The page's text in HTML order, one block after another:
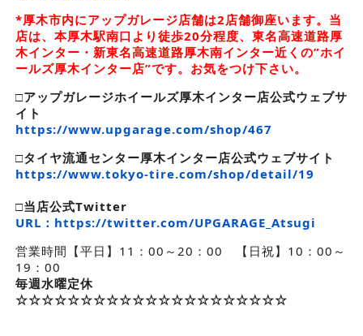
*厚木市内にアップガレージ店舗は2店舗御座います。当
店は、本厚木駅南口より徒歩20分程度、東名高速道路厚
木インター・新東名高速道路厚木南インター近くの”ホイ
ールズ厚木インター店”です。お気をつけ下さい。
□アップガレージホイールズ厚木インター店公式ウェブサ
イト
https://www.upgarage.com/shop/467
□タイヤ流通センター厚木インター店公式ウェブサイト
https://www.tokyo-tire.com/shop/detail/19
□当店公式Twitter
URL：https://twitter.com/UPGARAGE_Atsugi
営業時間【平日】11：00～20：00 【日祝】10：00～
19：00
毎週水曜定休
☆☆☆☆☆☆☆☆☆☆☆☆☆☆☆☆☆☆☆☆☆